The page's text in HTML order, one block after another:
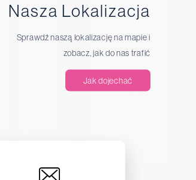
Nasza Lokalizacja
Sprawdź naszą lokalizację na mapie i
zobacz, jak do nas trafić
Jak dojechać